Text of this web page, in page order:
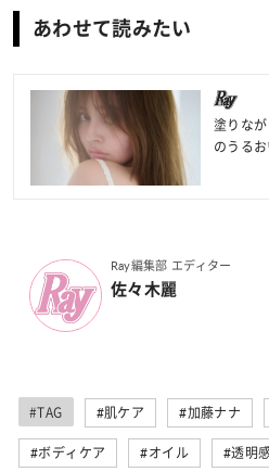
あわせて読みたい
塗りな
のうる
Ray編集部 エディター
佐々木麗
#TAG #肌ケア #加藤ナナ
#ボディケア #オイル #透明